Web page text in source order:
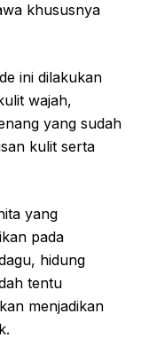
khususnya
ini dilakukan
wajah,
yang sudah
kulit serta
yang
pada
hidung
tentu
menjadikan